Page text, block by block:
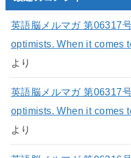
英語脳メルマガ 第06317
optimists. When it comes
より
英語脳メルマガ 第06317
optimists. When it comes
より